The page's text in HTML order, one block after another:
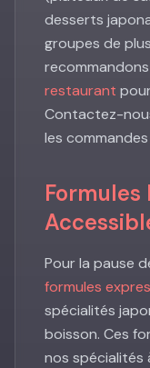
desserts
groupes de
restaurant
Contactez-
les
Formules
Pour la pause
formules
spécialités
boisson. Ces
nos spécialités